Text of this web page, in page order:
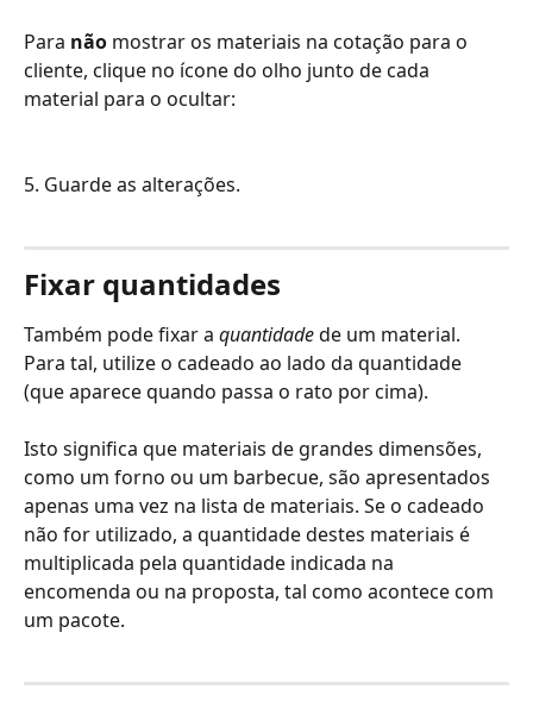
Para não mostrar os materiais na cotação para o
cliente, clique no ícone do olho junto de cada
material para o ocultar:
5. Guarde as alterações.
Fixar quantidades
Também pode fixar a quantidade de um material.
Para tal, utilize o cadeado ao lado da quantidade
(que aparece quando passa o rato por cima).
Isto significa que materiais de grandes dimensões,
como um forno ou um barbecue, são apresentados
apenas uma vez na lista de materiais. Se o cadeado
não for utilizado, a quantidade destes materiais é
multiplicada pela quantidade indicada na
encomenda ou na proposta, tal como acontece com
um pacote.